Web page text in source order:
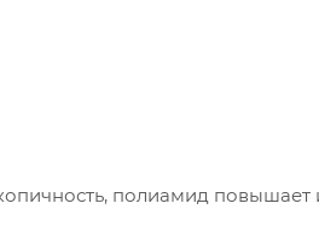
полиамид повышает
«Торговый Дом
Это улучшает